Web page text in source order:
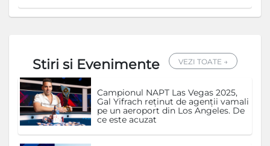
Stiri si Evenimente VEZI TOATE →
Campionul NAPT Las Vegas 2025,
Gal Yifrach reținut de agenții vamali
pe un aeroport din Los Angeles. De
ce este acuzat